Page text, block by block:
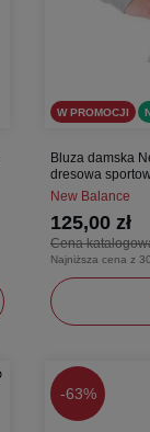
W PROMOCJI
Bluza damska
dresowa
New Balance
Cena
125,00 zł
Najniższa cena z
S
-63%